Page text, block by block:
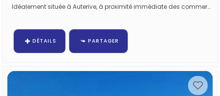
Idéalement située à Auterive, à proximité immédiate des commerces, des écoles et de toutes les commodités, cette maison de...
DÉTAILS PARTAGER